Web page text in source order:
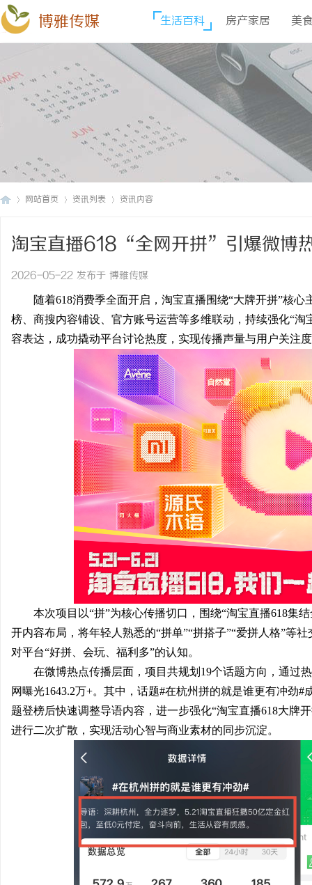
博雅传媒 生活百科 房产家居 美
网站首页 资讯列表 资讯内容
淘宝直播618“全网开拼”引爆微博
2026-05-22 发布于 博雅传媒
随着618消费季全面开启，淘宝直播围绕“大牌开拼”核
榜、商搜内容铺设
官方账号运营等多维联动，持续强化“淘
容表达，成功撬动平台讨论热度，实现传播声量与用户关注
本次项目以“拼”为核心传播切口，围绕“淘宝直播618集
开内容布局，将年轻人熟悉的“拼单”“拼搭子”“爱拼人格”等
对平台“好拼、会玩、福利多”的认知。
在微博热点传播层面，项目共规划19个话题方向，通过
网曝光1643.2万+。其中，话题#在杭州拼的就是谁更有冲劲
题登榜后快速调整导语内容，进一步强化“淘宝直播618大牌
进行二次扩散，实现活动心智与商业素材的同步沉淀。